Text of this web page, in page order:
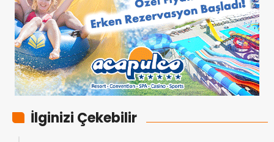
İlginizi Çekebilir